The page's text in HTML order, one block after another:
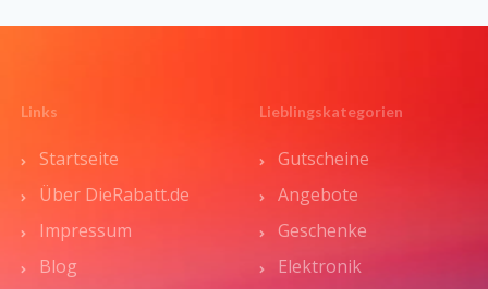
Links
Startseite
Über DieRabatt.de
Impressum
Blog
Lieblingskategorien
Gutscheine
Angebote
Geschenke
Elektronik